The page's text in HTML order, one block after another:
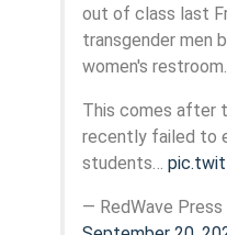
out of class last
transgender men
women's restroom.
This comes after
recently failed to
students…
— RedWave Press